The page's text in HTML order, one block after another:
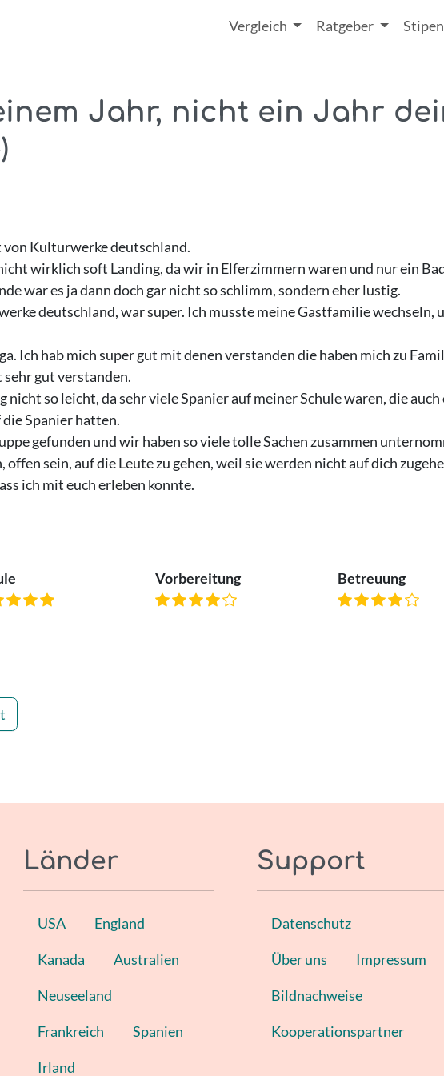
Vergleich Ratgeber
Jahr, nicht ein Jahr
)
Kulturwerke deutschland.
wirklich soft Landing, da wir in Elferzimmern waren und nur ein
war es ja dann doch gar nicht so schlimm, sondern eher lustig.
deutschland, war super. Ich musste meine Gastfamilie wechseln,
Ich hab mich super gut mit denen verstanden die haben mich zu
gut verstanden.
nicht so leicht, da sehr viele Spanier auf meiner Schule waren, die
Spanier hatten.
gefunden und wir haben so viele tolle Sachen zusammen
offen sein, auf die Leute zu gehen, weil sie werden nicht auf dich
ich mit euch erleben konnte.
Vorbereitung Betreuung
Länder
USA England
Kanada Australien
Neuseeland
Frankreich Spanien
Irland
Support
Datenschutz
Über uns Impressum
Bildnachweise
Kooperationspartner